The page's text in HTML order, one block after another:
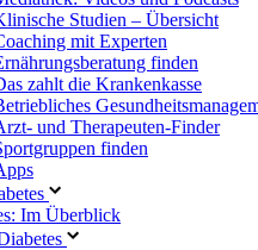
Studien – Übersicht
mit Experten
finden
zahlt die Krankenkasse
und Therapeuten-Finder
finden
Im Überblick